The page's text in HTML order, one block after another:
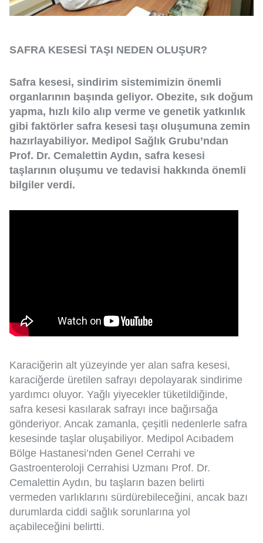
SAFRA KESESİ TAŞI NEDEN OLUŞUR?
Safra kesesi, sindirim sistemimizin önemli
organlarının başında geliyor. Obezite, sık doğum
yapma, hızlı kilo alıp verme ve genetik yatkınlık
gibi faktörler safra kesesi taşı oluşumuna zemin
hazırlayabiliyor. Medipol Sağlık Grubu’ndan
Prof. Dr. Cemalettin Aydın, safra kesesi
taşlarının oluşumu ve tedavisi hakkında önemli
bilgiler verdi.
Karaciğerin alt yüzeyinde yer alan safra kesesi,
karaciğerde üretilen safrayı depolayarak sindirime
yardımcı oluyor. Yağlı yiyecekler tüketildiğinde,
safra kesesi kasılarak safrayı ince bağırsağa
gönderiyor. Ancak zamanla, çeşitli nedenlerle safra
kesesinde taşlar oluşabiliyor. Medipol Acıbadem
Bölge Hastanesi’nden Genel Cerrahi ve
Gastroenteroloji Cerrahisi Uzmanı Prof. Dr.
Cemalettin Aydın, bu taşların bazen belirti
vermeden varlıklarını sürdürebileceğini, ancak bazı
durumlarda ciddi sağlık sorunlarına yol
açabileceğini belirtti.